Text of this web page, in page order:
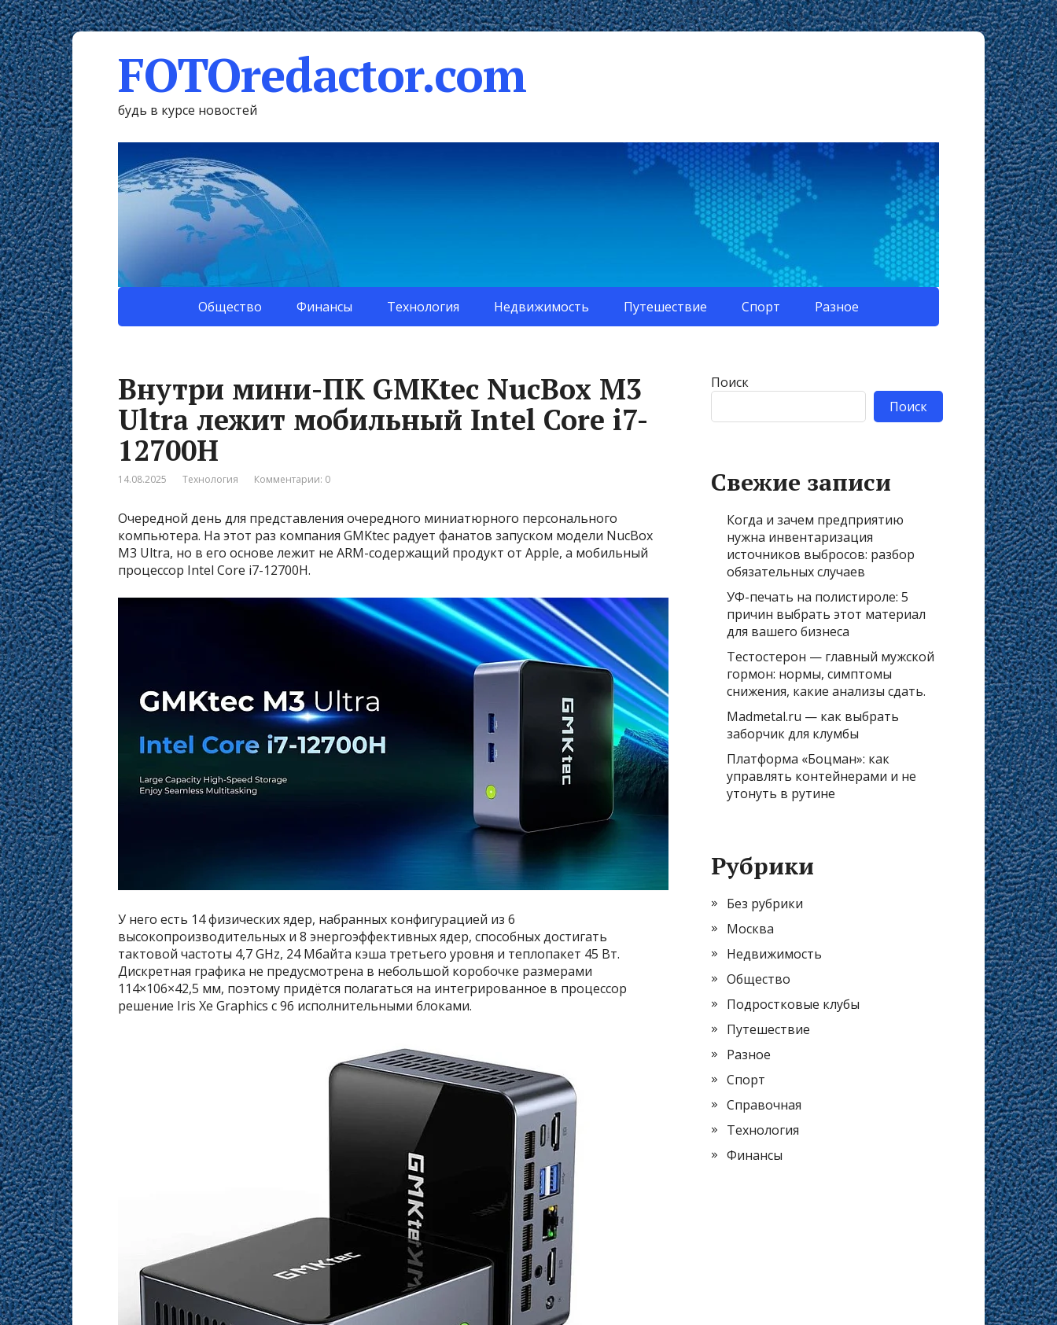
FOTOredactor.com
будь в курсе новостей
Общество Финансы Технология Недвижимость Путешествие Спорт Разное
Внутри мини-ПК GMKtec NucBox M3
Ultra лежит мобильный Intel Core i7-
12700H
14.08.2025 Технология Комментарии: 0
Очередной день для представления очередного миниатюрного персонального
компьютера. На этот раз компания GMKtec радует фанатов запуском модели NucBox
M3 Ultra, но в его основе лежит не ARM-содержащий продукт от Apple, а мобильный
процессор Intel Core i7-12700H.
У него есть 14 физических ядер, набранных конфигурацией из 6
высокопроизводительных и 8 энергоэффективных ядер, способных достигать
тактовой частоты 4,7 GHz, 24 Мбайта кэша третьего уровня и теплопакет 45 Вт.
Дискретная графика не предусмотрена в небольшой коробочке размерами
114×106×42,5 мм, поэтому придётся полагаться на интегрированное в процессор
решение Iris Xe Graphics с 96 исполнительными блоками.
Поиск
Поиск
Свежие записи
Когда и зачем предприятию
нужна инвентаризация
источников выбросов: разбор
обязательных случаев
УФ-печать на полистироле: 5
причин выбрать этот материал
для вашего бизнеса
Тестостерон — главный мужской
гормон: нормы, симптомы
снижения, какие анализы сдать.
Madmetal.ru — как выбрать
заборчик для клумбы
Платформа «Боцман»: как
управлять контейнерами и не
утонуть в рутине
Рубрики
Без рубрики
Москва
Недвижимость
Общество
Подростковые клубы
Путешествие
Разное
Спорт
Справочная
Технология
Финансы